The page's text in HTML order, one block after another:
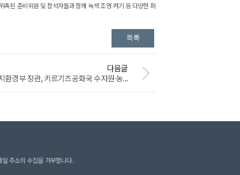
촉된 준비위원 및 참석자들과 함께 녹색 조명 켜기 등 다양한 퍼
다음글
환경부 장관, 키르기즈공화국 수자원·농...
주소의 수집을 거부합니다.